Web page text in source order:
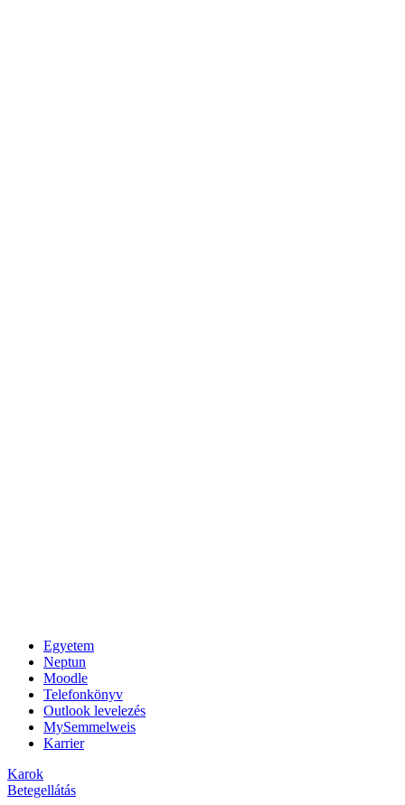
Egyetem
Neptun
Moodle
Telefonkönyv
Outlook levelezés
MySemmelweis
Karrier
Karok
Betegellátás